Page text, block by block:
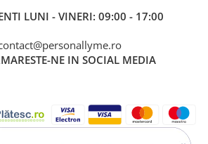
LUNI - VINERI: 09:00 - 17:00
NE IN SOCIAL MEDIA